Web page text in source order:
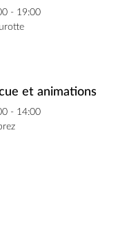
- 19:00
et animations
- 14:00